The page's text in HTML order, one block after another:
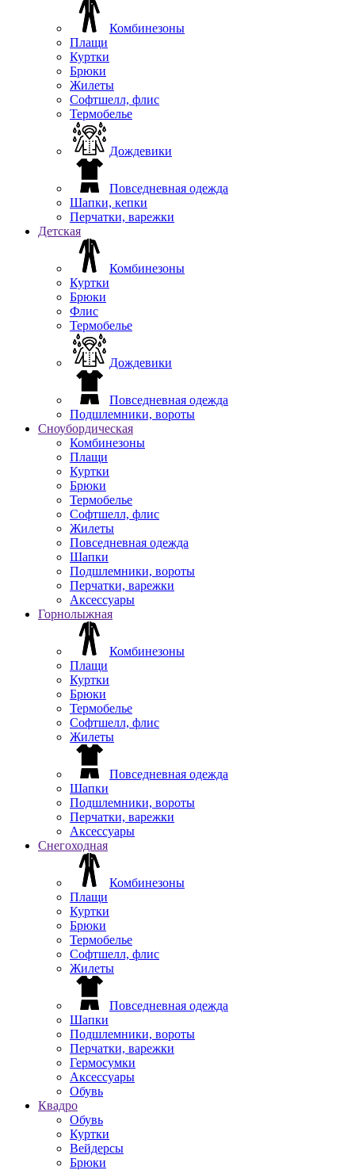
Комбинезоны
Плащи
Куртки
Брюки
Жилеты
Софтшелл, флис
Термобелье
Дождевики
Повседневная одежда
Шапки, кепки
Перчатки, варежки
Детская
Комбинезоны
Куртки
Брюки
Флис
Термобелье
Дождевики
Повседневная одежда
Подшлемники, вороты
Сноубордическая
Комбинезоны
Плащи
Куртки
Брюки
Термобелье
Софтшелл, флис
Жилеты
Повседневная одежда
Шапки
Подшлемники, вороты
Перчатки, варежки
Аксессуары
Горнолыжная
Комбинезоны
Плащи
Куртки
Брюки
Термобелье
Софтшелл, флис
Жилеты
Повседневная одежда
Шапки
Подшлемники, вороты
Перчатки, варежки
Аксессуары
Снегоходная
Комбинезоны
Плащи
Куртки
Брюки
Термобелье
Софтшелл, флис
Жилеты
Повседневная одежда
Шапки
Подшлемники, вороты
Перчатки, варежки
Гермосумки
Аксессуары
Обувь
Квадро
Обувь
Куртки
Вейдерсы
Брюки